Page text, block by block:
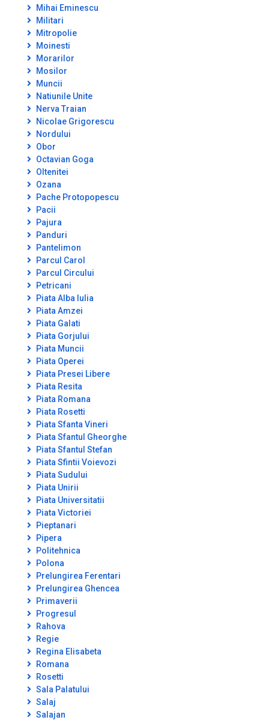
Mihai Eminescu
Militari
Mitropolie
Moinesti
Morarilor
Mosilor
Muncii
Natiunile Unite
Nerva Traian
Nicolae Grigorescu
Nordului
Obor
Octavian Goga
Oltenitei
Ozana
Pache Protopopescu
Pacii
Pajura
Panduri
Pantelimon
Parcul Carol
Parcul Circului
Petricani
Piata Alba Iulia
Piata Amzei
Piata Galati
Piata Gorjului
Piata Muncii
Piata Operei
Piata Presei Libere
Piata Resita
Piata Romana
Piata Rosetti
Piata Sfanta Vineri
Piata Sfantul Gheorghe
Piata Sfantul Stefan
Piata Sfintii Voievozi
Piata Sudului
Piata Unirii
Piata Universitatii
Piata Victoriei
Pieptanari
Pipera
Politehnica
Polona
Prelungirea Ferentari
Prelungirea Ghencea
Primaverii
Progresul
Rahova
Regie
Regina Elisabeta
Romana
Rosetti
Sala Palatului
Salaj
Salajan